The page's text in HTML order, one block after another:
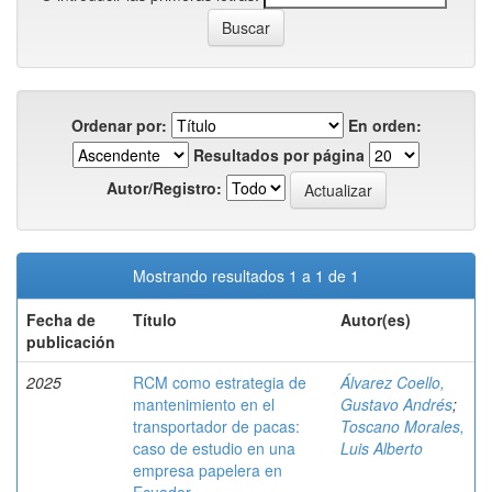
Ordenar por:
En orden:
Resultados por página
Autor/Registro:
Mostrando resultados 1 a 1 de 1
Fecha de
publicación
Título Autor(es)
2025
RCM como estrategia de
mantenimiento en el
transportador de pacas:
caso de estudio en una
empresa papelera en
Álvarez Coello,
Gustavo Andrés;
Toscano Morales,
Luis Alberto